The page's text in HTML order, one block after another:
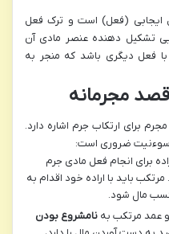
ایجابی (فعل) است و ترک فعل
تشکیل دهنده عنصر مادی آن
فعل دیگری باشد که منجر به
مجرمانه
برای ارتکاب جرم اشاره دارد.
سوءنیت ضروری است:
برای انجام فعل مادی جرم
باید با اراده خود اقدام به
کسب مال شود.
عمد مرتکب به نامشروع بودن